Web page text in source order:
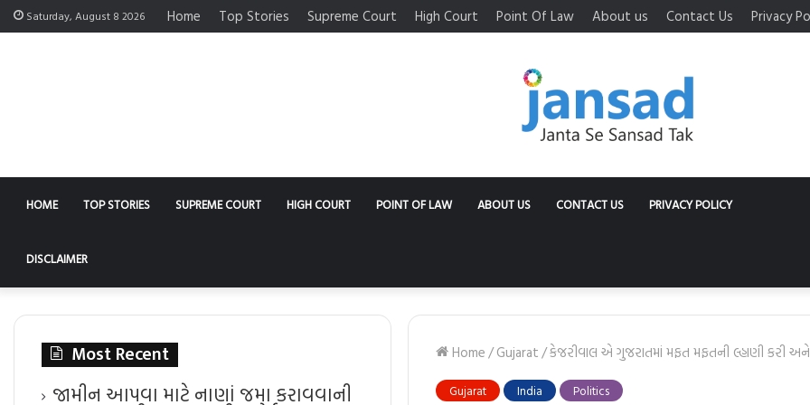
Saturday, August 8 2026 Home Top Stories Supreme Court High Court Point Of Law About us Contact Us Privacy
HOME TOP STORIES SUPREME COURT HIGH COURT POINT OF LAW ABOUT US CONTACT US PRIVACY POLICY
DISCLAIMER
Home/Gujarat/કેજરીવાલ એ ગુજરાતમાં મફત મફતની લ્હાણી કરી અને
Gujarat India Politics
Most Recent
જામીન આપવા માટે નાણાં જમા કરાવવાની